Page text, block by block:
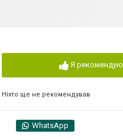
Я рекомендую
Ніхто ще не рекомендував
WhatsApp